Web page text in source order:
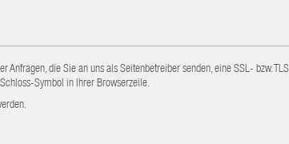
die Sie an uns als Seitenbetreiber senden, eine SSL- bzw.
Symbol in Ihrer Browserzeile.